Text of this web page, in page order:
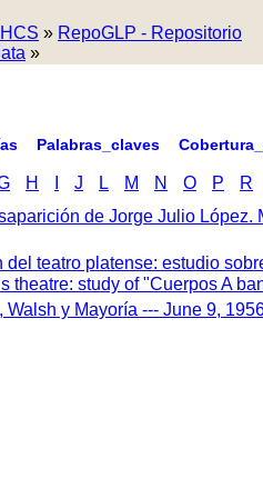
» RepoGLP - Repositorio
»
Palabras_claves
H J L M N O P R
de Jorge Julio
teatro platense: estudio
theatre: study of "Cuerpos A
y Mayoría --- June 9,